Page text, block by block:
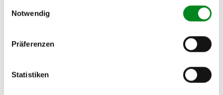
Notwendig
Präferenzen
Statistiken